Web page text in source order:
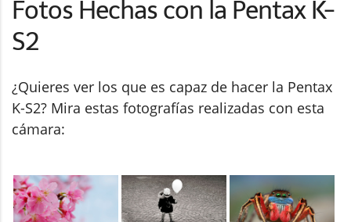
Fotos Hechas con la Pentax K-
S2
¿Quieres ver los que es capaz de hacer la Pentax
K-S2? Mira estas fotografías realizadas con esta
cámara: